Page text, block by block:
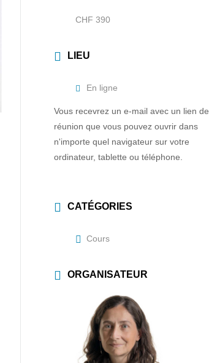
CHF 390
LIEU
En ligne
Vous recevrez un e-mail avec un lien de
réunion que vous pouvez ouvrir dans
n'importe quel navigateur sur votre
ordinateur, tablette ou téléphone.
CATÉGORIES
Cours
ORGANISATEUR